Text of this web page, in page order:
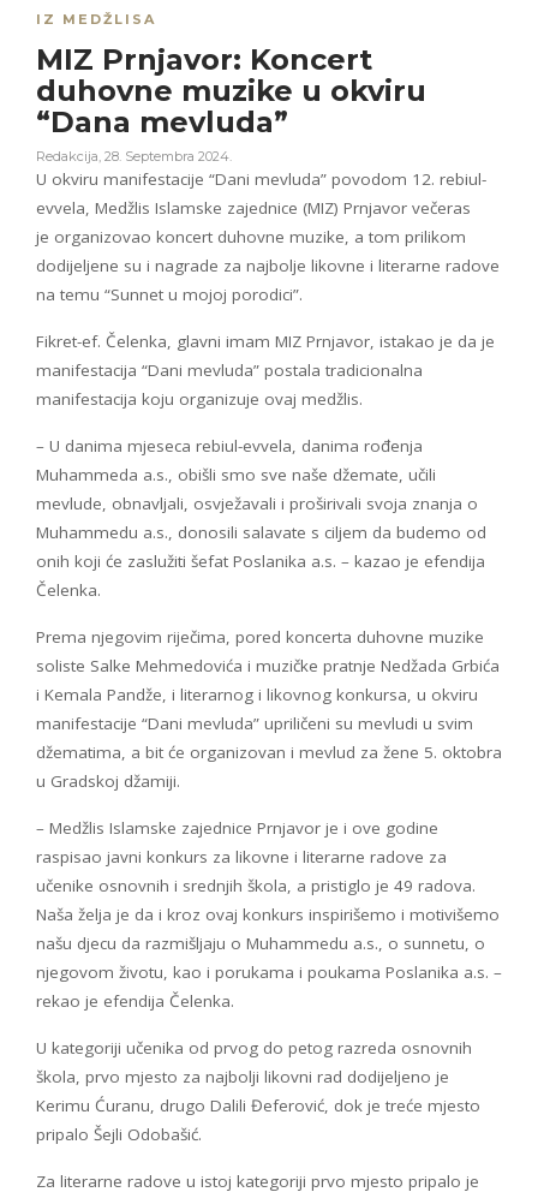
IZ MEDŽLISA
MIZ Prnjavor: Koncert
duhovne muzike u okviru
“Dana mevluda”
Redakcija, 28. Septembra 2024.
U okviru manifestacije “Dani mevluda” povodom 12. rebiul-
evvela, Medžlis Islamske zajednice (MIZ) Prnjavor večeras
je organizovao koncert duhovne muzike, a tom prilikom
dodijeljene su i nagrade za najbolje likovne i literarne radove
na temu “Sunnet u mojoj porodici”.
Fikret-ef. Čelenka, glavni imam MIZ Prnjavor, istakao je da je
manifestacija “Dani mevluda” postala tradicionalna
manifestacija koju organizuje ovaj medžlis.
– U danima mjeseca rebiul-evvela, danima rođenja
Muhammeda a.s., obišli smo sve naše džemate, učili
mevlude, obnavljali, osvježavali i proširivali svoja znanja o
Muhammedu a.s., donosili salavate s ciljem da budemo od
onih koji će zaslužiti šefat Poslanika a.s. – kazao je efendija
Čelenka.
Prema njegovim riječima, pored koncerta duhovne muzike
soliste Salke Mehmedovića i muzičke pratnje Nedžada Grbića
i Kemala Pandže, i literarnog i likovnog konkursa, u okviru
manifestacije “Dani mevluda” upriličeni su mevludi u svim
džematima, a bit će organizovan i mevlud za žene 5. oktobra
u Gradskoj džamiji.
– Medžlis Islamske zajednice Prnjavor je i ove godine
raspisao javni konkurs za likovne i literarne radove za
učenike osnovnih i srednjih škola, a pristiglo je 49 radova.
Naša želja je da i kroz ovaj konkurs inspirišemo i motivišemo
našu djecu da razmišljaju o Muhammedu a.s., o sunnetu, o
njegovom životu, kao i porukama i poukama Poslanika a.s. –
rekao je efendija Čelenka.
U kategoriji učenika od prvog do petog razreda osnovnih
škola, prvo mjesto za najbolji likovni rad dodijeljeno je
Kerimu Ćuranu, drugo Dalili Đeferović, dok je treće mjesto
pripalo Šejli Odobašić.
Za literarne radove u istoj kategoriji prvo mjesto pripalo je